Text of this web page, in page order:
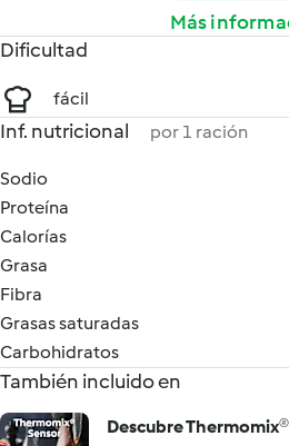
Más
Dificultad
fácil
Inf. nutricional por 1 ración
Sodio
Proteína
Calorías
Grasa
Fibra
Grasas saturadas
Carbohidratos
También incluido en
Descubre